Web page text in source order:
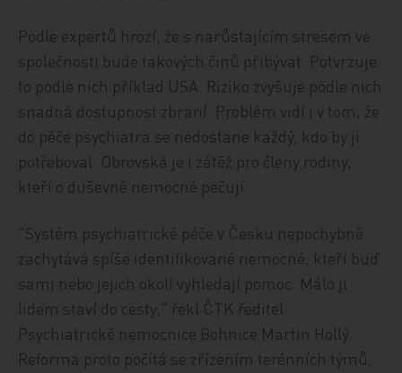
Podle expertů hrozí, že s narůstajícím stresem ve
společnosti bude takových činů přibývat. Potvrzuje
to podle nich příklad USA. Riziko zvyšuje podle nich
snadná dostupnost zbraní. Problém vidí i v tom, že
do péče psychiatra se nedostane každý, kdo by ji
potřeboval. Obrovská je i zátěž pro členy rodiny,
kteří o duševně nemocné pečují.
"Systém psychiatrické péče v Česku nepochybně
zachytává spíše identifikované nemocné, kteří buď
sami nebo jejich okolí vyhledají pomoc. Málo ji
lidem staví do cesty," řekl ČTK ředitel
Psychiatrické nemocnice Bohnice Martin Hollý.
Reforma proto počítá se zřízením terénních týmů,